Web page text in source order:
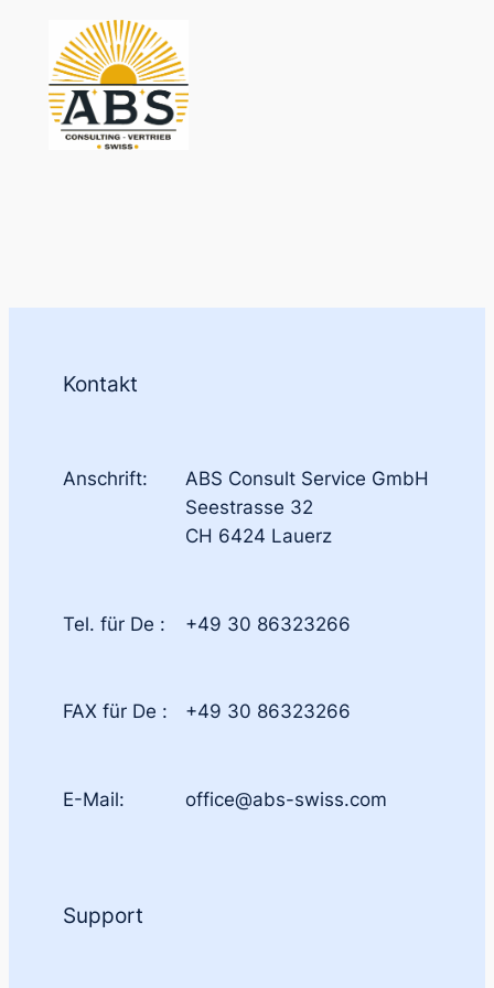
springen
Kontakt
Anschrift:
ABS Consult Service GmbH
Seestrasse 32
CH 6424 Lauerz
Tel. für De : +49 30 86323266
FAX für De : +49 30 86323266
E-Mail: office@abs-swiss.com
Support